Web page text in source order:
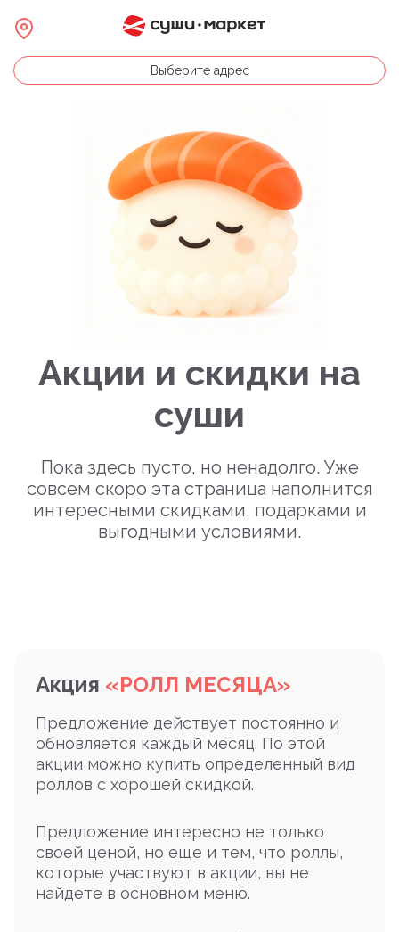
Выберите адрес
Акции и скидки на
суши
Пока здесь пусто, но ненадолго. Уже
совсем скоро эта страница наполнится
интересными скидками, подарками и
выгодными условиями.
Акция «РОЛЛ МЕСЯЦА»
Предложение действует постоянно и
обновляется каждый месяц. По этой
акции можно купить определенный вид
роллов с хорошей скидкой.
Предложение интересно не только
своей ценой, но еще и тем, что роллы,
которые участвуют в акции, вы не
найдете в основном меню.